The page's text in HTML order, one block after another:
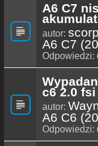
A6 C7
autor:
A6 C7
Odpowiedzi:
c6 2.0
autor:
A6 C6
Odpowiedzi: